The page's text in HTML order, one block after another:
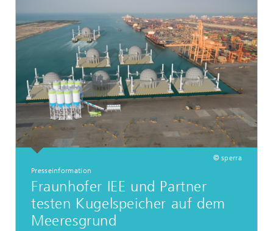
© sperra
Presseinformation
Fraunhofer IEE und Partner
testen Kugelspeicher auf dem
Meeresgrund